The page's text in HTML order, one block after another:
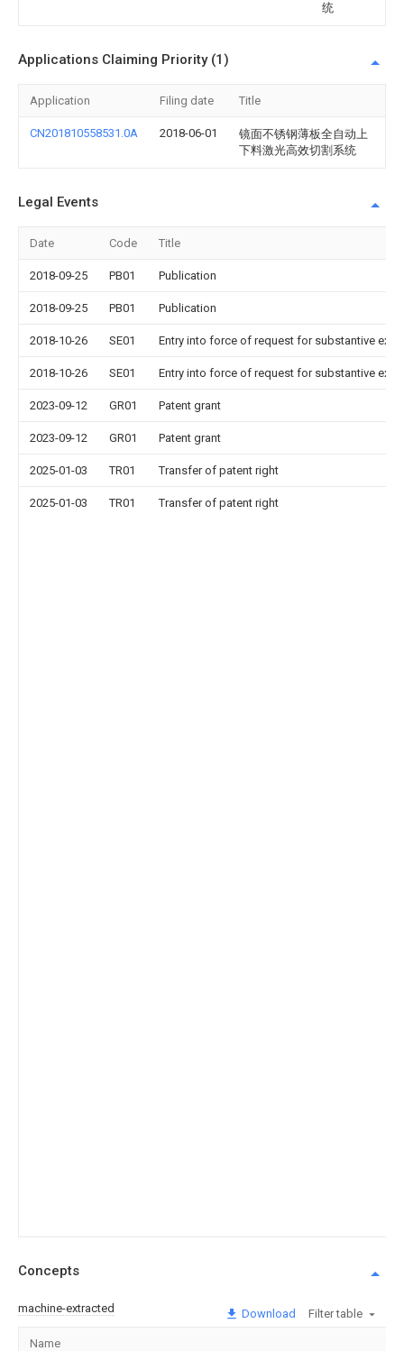
统
Applications Claiming Priority (1)
Application Filing date Title
CN201810558531.0A 2018-06-01
镜面不锈钢薄板全自动上
下料激光高效切割系统
Legal Events
Date Code Title
2018-09-25 PB01 Publication
2018-09-25 PB01 Publication
2018-10-26 SE01 Entry into force of request for substantive
2018-10-26 SE01 Entry into force of request for substantive
2023-09-12 GR01 Patent grant
2023-09-12 GR01 Patent grant
2025-01-03 TR01 Transfer of patent right
2025-01-03 TR01 Transfer of patent right
Concepts
machine-extracted Download Filter table
Name